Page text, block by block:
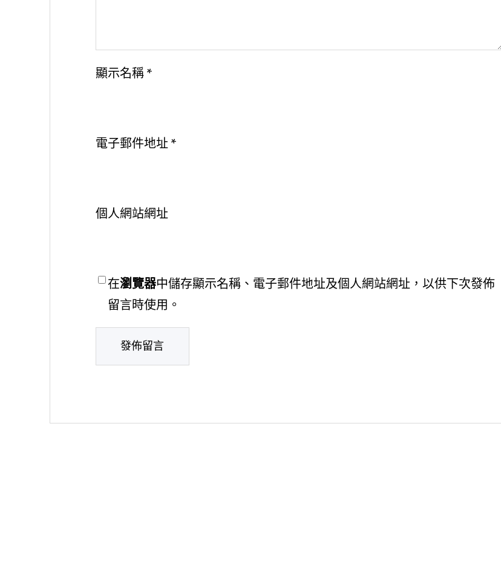
顯示名稱 *
電子郵件地址 *
個人網站網址
在瀏覽器中儲存顯示名稱、電子郵件地址及個人網站網址，以供下次發佈
留言時使用。